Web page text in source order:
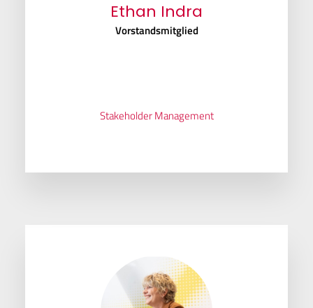
Ethan Indra
Vorstandsmitglied
Stakeholder Management